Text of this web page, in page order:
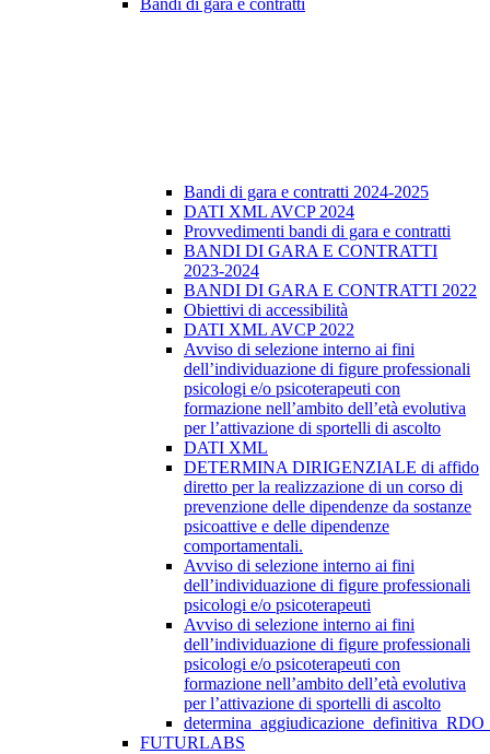
Bandi di gara e contratti
Bandi di gara e contratti 2024-2025
DATI XML AVCP 2024
Provvedimenti bandi di gara e contratti
BANDI DI GARA E CONTRATTI
2023-2024
BANDI DI GARA E CONTRATTI 2022
Obiettivi di accessibilità
DATI XML AVCP 2022
Avviso di selezione interno ai fini
dell’individuazione di figure professionali
psicologi e/o psicoterapeuti con
formazione nell’ambito dell’età evolutiva
per l’attivazione di sportelli di ascolto
DATI XML
DETERMINA DIRIGENZIALE di affido
diretto per la realizzazione di un corso di
prevenzione delle dipendenze da sostanze
psicoattive e delle dipendenze
comportamentali.
Avviso di selezione interno ai fini
dell’individuazione di figure professionali
psicologi e/o psicoterapeuti
Avviso di selezione interno ai fini
dell’individuazione di figure professionali
psicologi e/o psicoterapeuti con
formazione nell’ambito dell’età evolutiva
per l’attivazione di sportelli di ascolto
FUTURLABS